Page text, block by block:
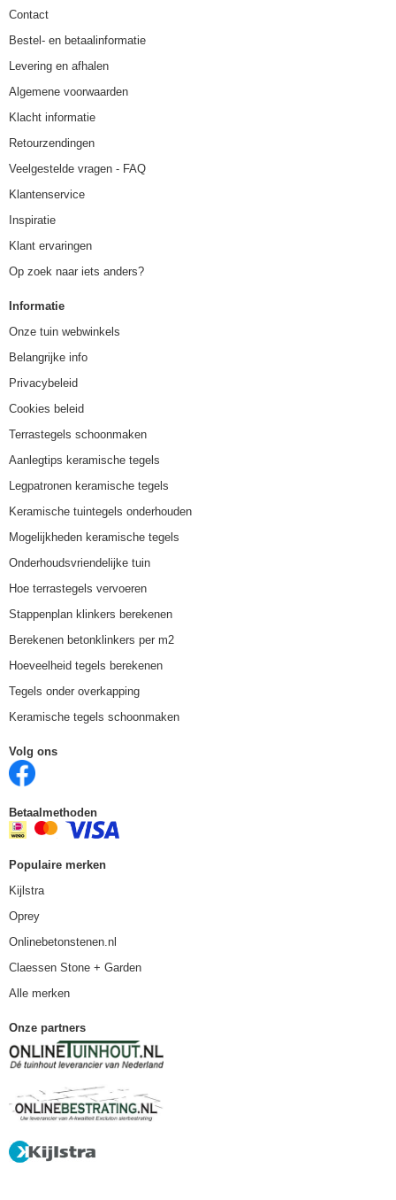
Contact
Bestel- en betaalinformatie
Levering en afhalen
Algemene voorwaarden
Klacht informatie
Retourzendingen
Veelgestelde vragen - FAQ
Klantenservice
Inspiratie
Klant ervaringen
Op zoek naar iets anders?
Informatie
Onze tuin webwinkels
Belangrijke info
Privacybeleid
Cookies beleid
Terrastegels schoonmaken
Aanlegtips keramische tegels
Legpatronen keramische tegels
Keramische tuintegels onderhouden
Mogelijkheden keramische tegels
Onderhoudsvriendelijke tuin
Hoe terrastegels vervoeren
Stappenplan klinkers berekenen
Berekenen betonklinkers per m2
Hoeveelheid tegels berekenen
Tegels onder overkapping
Keramische tegels schoonmaken
Volg ons
Betaalmethoden
Populaire merken
Kijlstra
Oprey
Onlinebetonstenen.nl
Claessen Stone + Garden
Alle merken
Onze partners